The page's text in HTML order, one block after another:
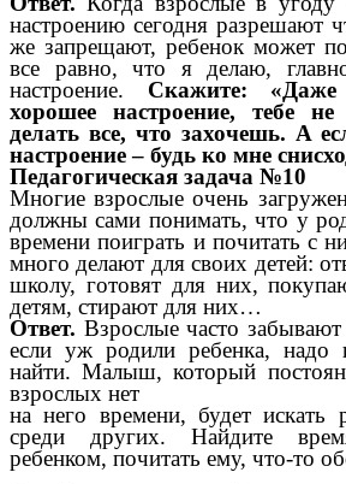
настроению сегодня разрешают
же запрещают, ребенок может
все равно, что я делаю,
настроение. Скажите:
хорошее настроение, тебе не
делать все, что захочешь. А
настроение – будь ко мне
Педагогическая задача №10
Многие взрослые очень
должны сами понимать, что у
времени поиграть и почитать с
много делают для своих детей:
школу, готовят для них,
детям, стирают для них…
Ответ. Взрослые часто
если уж родили ребенка, надо
найти. Малыш, который
взрослых нет
на него времени, будет искать
среди других. Найдите
ребенком, почитать ему, что-то